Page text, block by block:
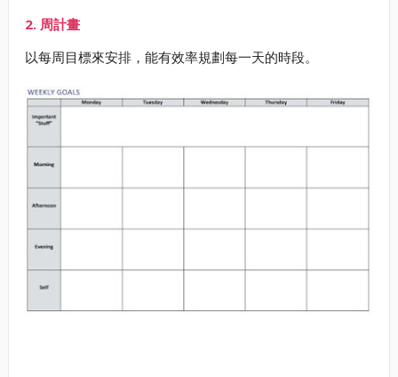
2. 周計畫
以每周目標來安排，能有效率規劃每一天的時段。